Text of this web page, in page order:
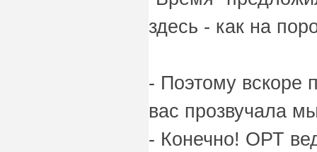
здесь - как на
- Поэтому вскоре
вас прозвучала
- Конечно! ОРТ